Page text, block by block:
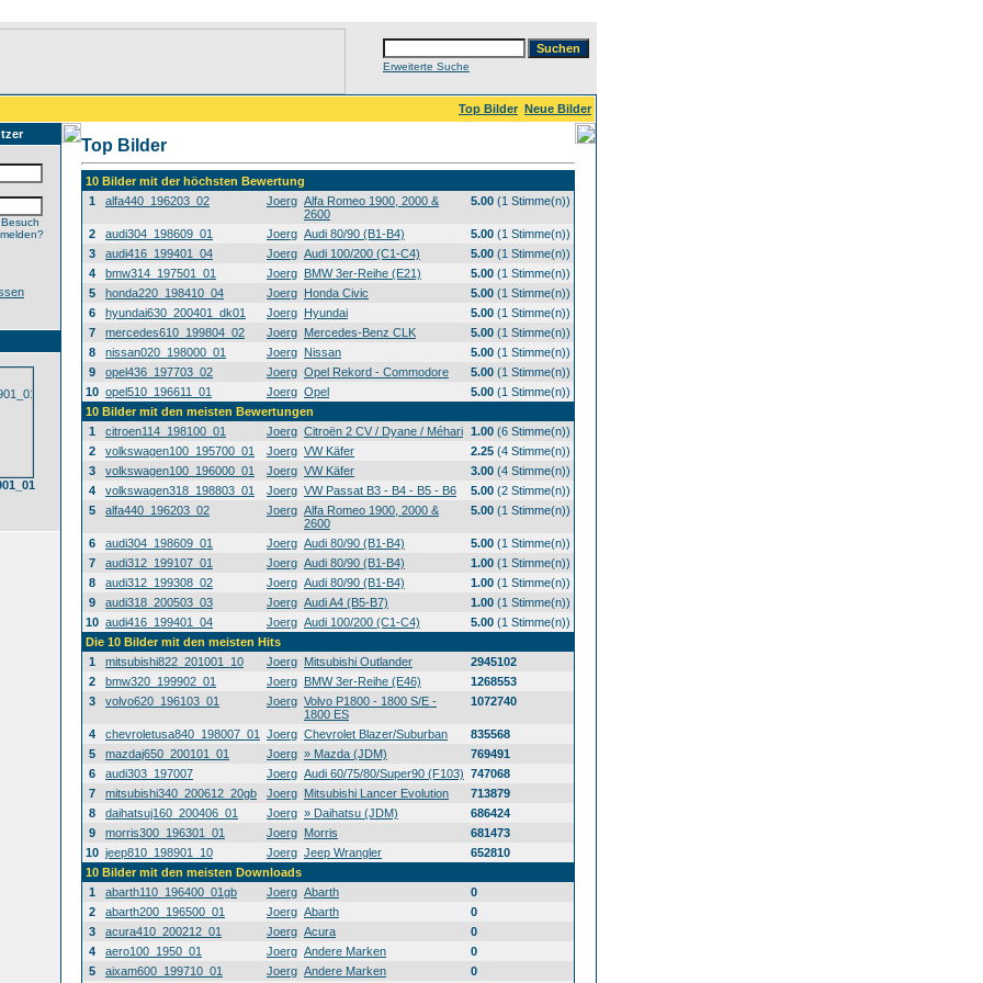
Erweiterte Suche
Top Bilder Neue Bilder
Top Bilder
10 Bilder mit der höchsten Bewertung
1
alfa440_196203_02 Joerg Alfa Romeo 1900, 2000 &
2600
5.00 (1 Stimme(n))
2 audi304_198609_01 Joerg Audi 80/90 (B1-B4) 5.00 (1 Stimme(n))
3
audi416_199401_04 Joerg Audi 100/200 (C1-C4) 5.00 (1 Stimme(n))
4
bmw314_197501_01 Joerg BMW 3er-Reihe (E21) 5.00 (1 Stimme(n))
5
honda220_198410_04 Joerg Honda Civic 5.00 (1 Stimme(n))
6
hyundai630_200401_dk01 Joerg Hyundai 5.00 (1 Stimme(n))
7
mercedes610_199804_02 Joerg Mercedes-Benz CLK 5.00 (1 Stimme(n))
8
nissan020_198000_01 Joerg Nissan 5.00 (1 Stimme(n))
9
opel436_197703_02 Joerg Opel Rekord - Commodore 5.00 (1 Stimme(n))
10 opel510_196611_01 Joerg Opel 5.00 (1 Stimme(n))
10 Bilder mit den meisten Bewertungen
1
citroen114_198100_01 Joerg Citroën 2 CV / Dyane / Méhari 1.00 (6 Stimme(n))
2
volkswagen100_195700_01 Joerg VW Käfer 2.25 (4 Stimme(n))
3
volkswagen100_196000_01 Joerg VW Käfer 3.00 (4 Stimme(n))
4
volkswagen318_198803_01 Joerg VW Passat B3 - B4 - B5 - B6 5.00 (2 Stimme(n))
5
alfa440_196203_02 Joerg Alfa Romeo 1900, 2000 &
2600
5.00 (1 Stimme(n))
6 audi304_198609_01 Joerg Audi 80/90 (B1-B4) 5.00 (1 Stimme(n))
7
audi312_199107_01 Joerg Audi 80/90 (B1-B4) 1.00 (1 Stimme(n))
8
audi312_199308_02 Joerg Audi 80/90 (B1-B4) 1.00 (1 Stimme(n))
9
audi318_200503_03 Joerg Audi A4 (B5-B7) 1.00 (1 Stimme(n))
10 audi416_199401_04 Joerg Audi 100/200 (C1-C4) 5.00 (1 Stimme(n))
Die 10 Bilder mit den meisten Hits
1
mitsubishi822_201001_10 Joerg Mitsubishi Outlander
2945102
2
bmw320_199902_01 Joerg BMW 3er-Reihe (E46)
1268553
3
volvo620_196103_01 Joerg Volvo P1800 - 1800 S/E -
1800 ES
1072740
4 chevroletusa840_198007_01 Joerg Chevrolet Blazer/Suburban
835568
5
mazdaj650_200101_01 Joerg » Mazda (JDM)
769491
6
audi303_197007 Joerg Audi 60/75/80/Super90 (F103) 747068
7
mitsubishi340_200612_20gb Joerg Mitsubishi Lancer Evolution
713879
8
daihatsuj160_200406_01 Joerg » Daihatsu (JDM)
686424
9
morris300_196301_01 Joerg Morris
681473
10 jeep810_198901_10 Joerg Jeep Wrangler
652810
10 Bilder mit den meisten Downloads
1
abarth110_196400_01gb Joerg Abarth
0
2
abarth200_196500_01 Joerg Abarth
0
3
acura410_200212_01 Joerg Acura
0
4
aero100_1950_01 Joerg Andere Marken
0
5
aixam600_199710_01 Joerg Andere Marken 0